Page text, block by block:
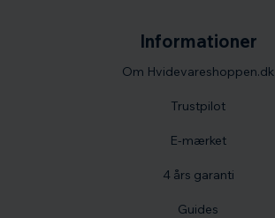
Informationer
Om Hvidevareshoppen.dk
Trustpilot
E-mærket
4 års garanti
Guides